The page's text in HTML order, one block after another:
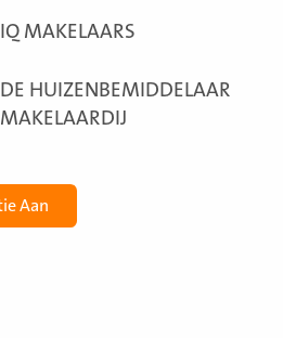
IQ MAKELAARS
DE HUIZENBEMIDDELAAR
MAKELAARDIJ